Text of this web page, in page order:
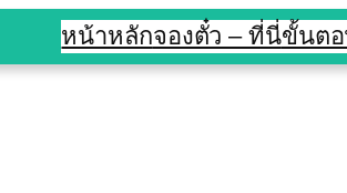
หน้าหลักจองตั๋ว – ที่นี่ขั้นตอ